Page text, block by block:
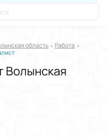
область
Работа
Волынская